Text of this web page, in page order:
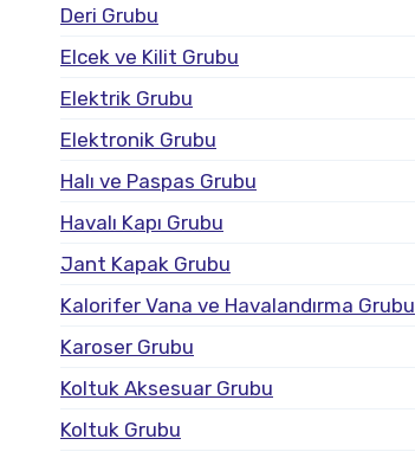
Deri Grubu
Elcek ve Kilit Grubu
Elektrik Grubu
Elektronik Grubu
Halı ve Paspas Grubu
Havalı Kapı Grubu
Jant Kapak Grubu
Kalorifer Vana ve Havalandırma Grubu
Karoser Grubu
Koltuk Aksesuar Grubu
Koltuk Grubu